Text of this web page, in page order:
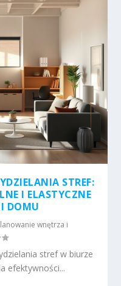
STREF:
I ELASTYCZNE
DOMU
wnętrza i
stref w biurze
efektywności...